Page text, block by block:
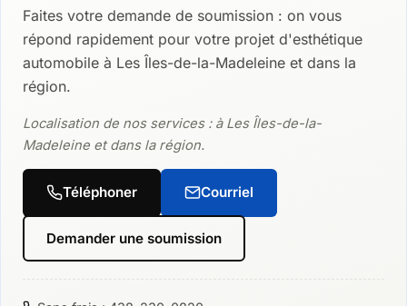
Faites votre demande de soumission : on vous
répond rapidement pour votre projet d'esthétique
automobile à Les Îles-de-la-Madeleine et dans la
région.
Localisation de nos services : à Les Îles-de-la-
Madeleine et dans la région.
Téléphoner Courriel
Demander une soumission